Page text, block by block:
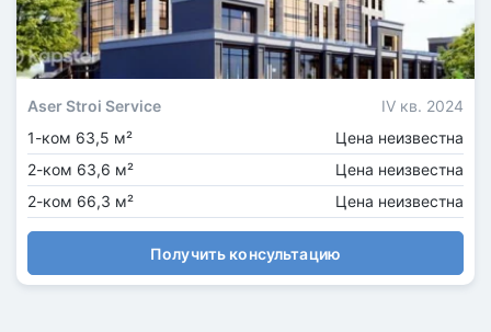
Aser Stroi Service
IV кв. 2024
1-ком 63,5 м²
Цена неизвестна
2-ком 63,6 м²
Цена неизвестна
2-ком 66,3 м²
Цена неизвестна
Получить консультацию